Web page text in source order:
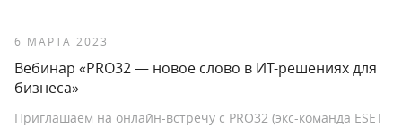
6 МАРТА 2023
Вебинар «PRO32 — новое слово в ИТ-решениях для
бизнеса»
Приглашаем на онлайн-встречу с PRO32 (экс-команда ESET